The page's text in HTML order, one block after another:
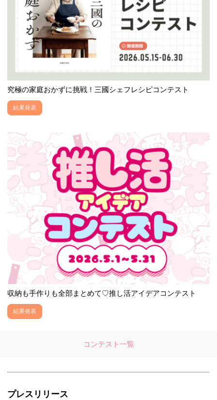
究極の家庭おかずに挑戦！三國シェフレシピコンテスト
結果発表
収納も手作りも全部まとめて♡推し活アイデアコンテスト
結果発表
コンテスト一覧
プレスリリース